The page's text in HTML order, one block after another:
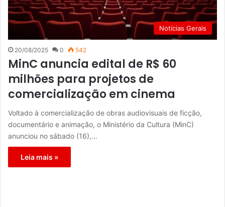
Notícias Gerais
20/08/2025 0 542
MinC anuncia edital de R$ 60
milhões para projetos de
comercialização em cinema
Voltado à comercialização de obras audiovisuais de ficção,
documentário e animação, o Ministério da Cultura (MinC)
anunciou no sábado (16),…
Leia mais »